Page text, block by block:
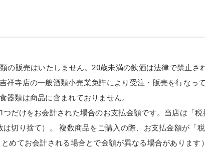
の販売はいたしません。20歳未満の飲酒は法律で禁止さ
祥寺店の一般酒類小売業免許により受注・販売を行なって
器類は商品に含まれておりません。
つだけをお会計された場合のお支払金額です。当店は「
は切り捨て）。 複数商品をご購入の際、お支払金額が「
めてお会計される場合とで金額が異なる場合があります